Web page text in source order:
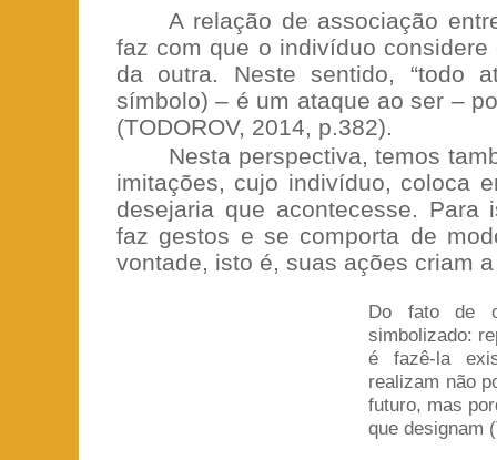
A relação de associação
faz com que o indivíduo
da outra. Neste sentido, “todo
símbolo) – é um ataque ao ser –
(TODOROV, 2014, p.382).
Nesta perspectiva, temos
imitações, cujo indivíduo, coloca
desejaria que acontecesse. Para
faz gestos e se comporta de
vontade, isto é, suas ações criam
Do fato de
simbolizado:
é fazê-la
realizam não
futuro, mas
que designam